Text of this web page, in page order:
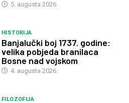
5. augusta 2026.
HISTORIJA
Banjalučki boj 1737. godine:
velika pobjeda branilaca
Bosne nad vojskom
4. augusta 2026.
FILOZOFIJA